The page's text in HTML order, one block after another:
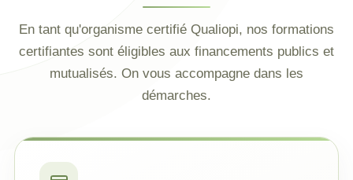
En tant qu'organisme certifié Qualiopi, nos formations
certifiantes sont éligibles aux financements publics et
mutualisés. On vous accompagne dans les
démarches.